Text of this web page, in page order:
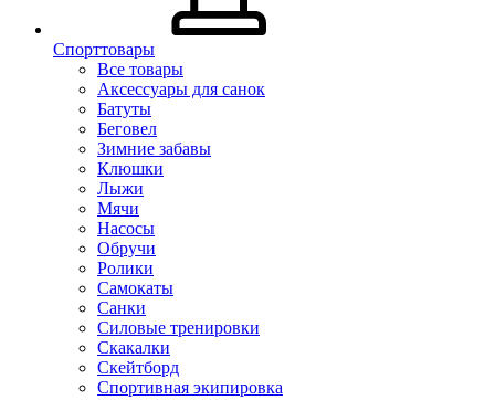
Спорттовары
Все товары
Аксессуары для санок
Батуты
Беговел
Зимние забавы
Клюшки
Лыжи
Мячи
Насосы
Обручи
Ролики
Самокаты
Санки
Силовые тренировки
Скакалки
Скейтборд
Спортивная экипировка